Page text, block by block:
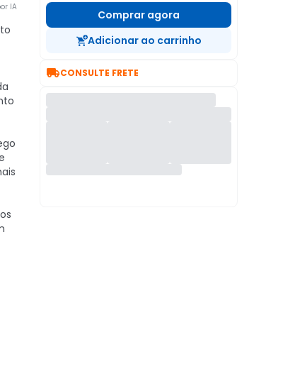
IA
Comprar agora
Adicionar ao carrinho
CONSULTE FRETE